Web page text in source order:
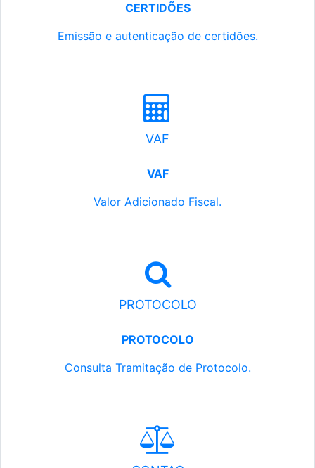
CERTIDÕES
Emissão e autenticação de certidões.
VAF
VAF
Valor Adicionado Fiscal.
PROTOCOLO
PROTOCOLO
Consulta Tramitação de Protocolo.